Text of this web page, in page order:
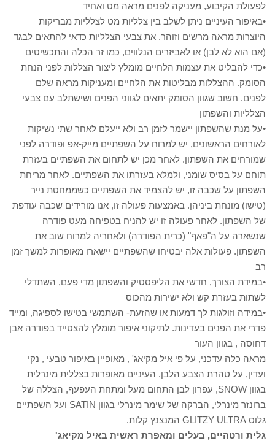
לפעולת הקיבוע, מעניקה לפנים מראה מט ואחיד
•באיפור העיניים ניתן לשלב בין צלליות מט לצלליות מבריקות
היוצרות מראה מרשים וזוהר. את צבעי הצלליות כדאי להתאים לבגד
(אם הוא לא לבן) או לאביזרים הנלווים, כמו זר הכלה והתכשיטים
•כדי להבליט את עצמות הלחיים מומלץ ליצור הצללות לפני הנחת
הסומק. ההצללות מבליטות את הלחיים ומעניקות מראה שלם
לפנים. חשוב שגוון הסומק יתאים לגווני הפנים ושישתלב עם צבעי
הצלליות והשפתון
•על מנת שהשפתון יישמר לזמן רב ולא ייעלם לאחר שתי נשיקות
לאורחים הראשונים, יש למרוח על השפתיים מייק-אפ ופודרה לפני
שמורחים את השפתון. לאחר מכן יש לתחום את השפתיים בעזרת
תוחם על בסיס שומני, ולמלא בעזרתו את השפתיים. לאחר מריחת
השפתון על שכבה זו, יש להצמיד את השפתיים כשממחטת נייר
(טישו) מונחת ביניהן. באמצעות פעולה זו, אנו מורידים שכבה עודפת
של השפתון. לאחר פעולה זו יש להניח בטפיחה מעט פודרה
שנשארה על ה"פאף" (כרית הפודרה) ולאחריה למרוח שוב את
השפתון. פעולות אלה יבטיחו שהשפתיים יישארו מאופרות למשך זמן
רב
•במידת הצורך, חדשי את הליפסטיק והשפתון מדי פעם, השתדלי
לשתות בעזרת קש ולא ישירות מהכוס
•במידה וזולגות לך דמעות או שהזעת- השתמשי בטישו לספיגה, ומייד
פדרי את הפנים בעדינות. לתיקוני איפור מומלץ להצטייד בפודרה אבן
דחוסה , בגוון העור
מראה כלה עדכני, על פי איל מקיאג' , מאופיין באיפור טבעי , נקי
ועדין, על טהרת הצבע הלבן. העיניים מאופרות בצללית מינרלית
בגוון SNOW, עפרון לבן התחום מעל ומתחת העפעף, הצללה של
ברונזר מינרלי, הברקה של שימר מינרלי בגוון SATIN ועל השפתיים
גלוס GLITZY ULTRA המנצנץ קלות.
גלית ורטהיים, בעלים ומאפרת ראשית באיל מקיאג'